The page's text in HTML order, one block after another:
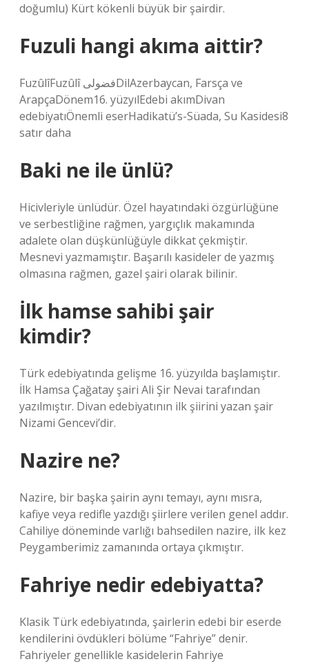
doğumlu) Kürt kökenli büyük bir şairdir.
Fuzuli hangi akıma aittir?
FuzûlîFuzûlî فضولیDilAzerbaycan, Farsça ve
ArapçaDönem16. yüzyılEdebi akımDivan
edebiyatıÖnemli eserHadikatü’s-Süada, Su Kasidesi8
satır daha
Baki ne ile ünlü?
Hicivleriyle ünlüdür. Özel hayatındaki özgürlüğüne
ve serbestliğine rağmen, yargıçlık makamında
adalete olan düşkünlüğüyle dikkat çekmiştir.
Mesnevi yazmamıştır. Başarılı kasideler de yazmış
olmasına rağmen, gazel şairi olarak bilinir.
İlk hamse sahibi şair
kimdir?
Türk edebiyatında gelişme 16. yüzyılda başlamıştır.
İlk Hamsa Çağatay şairi Ali Şir Nevai tarafından
yazılmıştır. Divan edebiyatının ilk şiirini yazan şair
Nizami Gencevi’dir.
Nazire ne?
Nazire, bir başka şairin aynı temayı, aynı mısra,
kafiye veya redifle yazdığı şiirlere verilen genel addır.
Cahiliye döneminde varlığı bahsedilen nazire, ilk kez
Peygamberimiz zamanında ortaya çıkmıştır.
Fahriye nedir edebiyatta?
Klasik Türk edebiyatında, şairlerin edebi bir eserde
kendilerini övdükleri bölüme “Fahriye” denir.
Fahriyeler genellikle kasidelerin Fahriye